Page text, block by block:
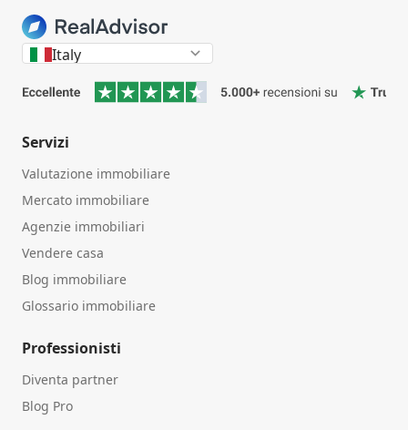
Italy
Servizi
Valutazione immobiliare
Mercato immobiliare
Agenzie immobiliari
Vendere casa
Blog immobiliare
Glossario immobiliare
Professionisti
Diventa partner
Blog Pro